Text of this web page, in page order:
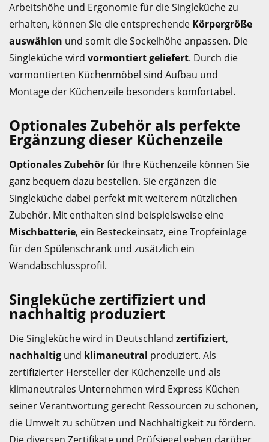
Arbeitshöhe und Ergonomie für die Singleküche zu
erhalten, können Sie die entsprechende Körpergröße
auswählen und somit die Sockelhöhe anpassen. Die
Singleküche wird vormontiert geliefert. Durch die
vormontierten Küchenmöbel sind Aufbau und
Montage der Küchenzeile besonders komfortabel.
Optionales Zubehör als perfekte
Ergänzung dieser Küchenzeile
Optionales Zubehörfür Ihre Küchenzeile können Sie
ganz bequem dazu bestellen. Sie ergänzen die
Singleküche dabei perfekt mit weiterem nützlichen
Zubehör. Mit enthalten sind beispielsweise eine
Mischbatterie, ein Besteckeinsatz, eine Tropfeinlage
für den Spülenschrank und zusätzlich ein
Wandabschlussprofil.
Singleküche zertifiziert und
nachhaltig produziert
Die Singleküche wird in Deutschland zertifiziert,
nachhaltig und klimaneutral produziert. Als
zertifizierter Hersteller der Küchenzeile und als
klimaneutrales Unternehmen wird Express Küchen
seiner Verantwortung gerecht Ressourcen zu schonen,
die Umwelt zu schützen und Nachhaltigkeit zu fördern.